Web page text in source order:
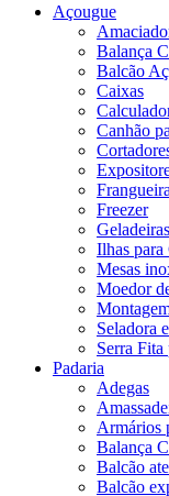
Açougue
Balança
Balcão
Caixas
Canhão
Freezer
Ilhas para
Mesas
Moedor
Seladora
Serra Fita
Padaria
Adegas
Armários
Balança
Balcão
Balcão